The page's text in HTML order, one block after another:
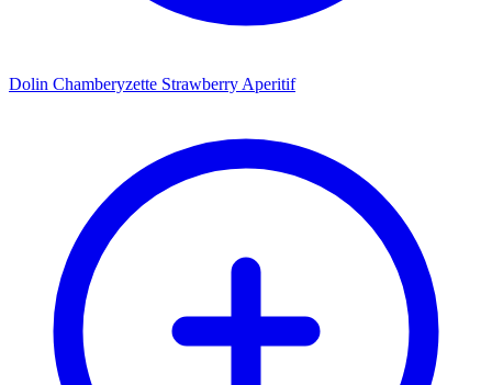
Dolin Chamberyzette Strawberry Aperitif